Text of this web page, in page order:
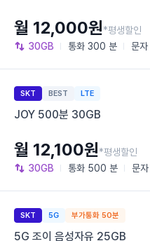
30GB 통화 300 분 문자
월 12,000원*평생할인
SKT BEST LTE
JOY 500분 30GB
30GB 통화 500 분 문자
월 12,100원*평생할인
SKT 5G 부가통화 50분
5G 조이 음성자유 25GB